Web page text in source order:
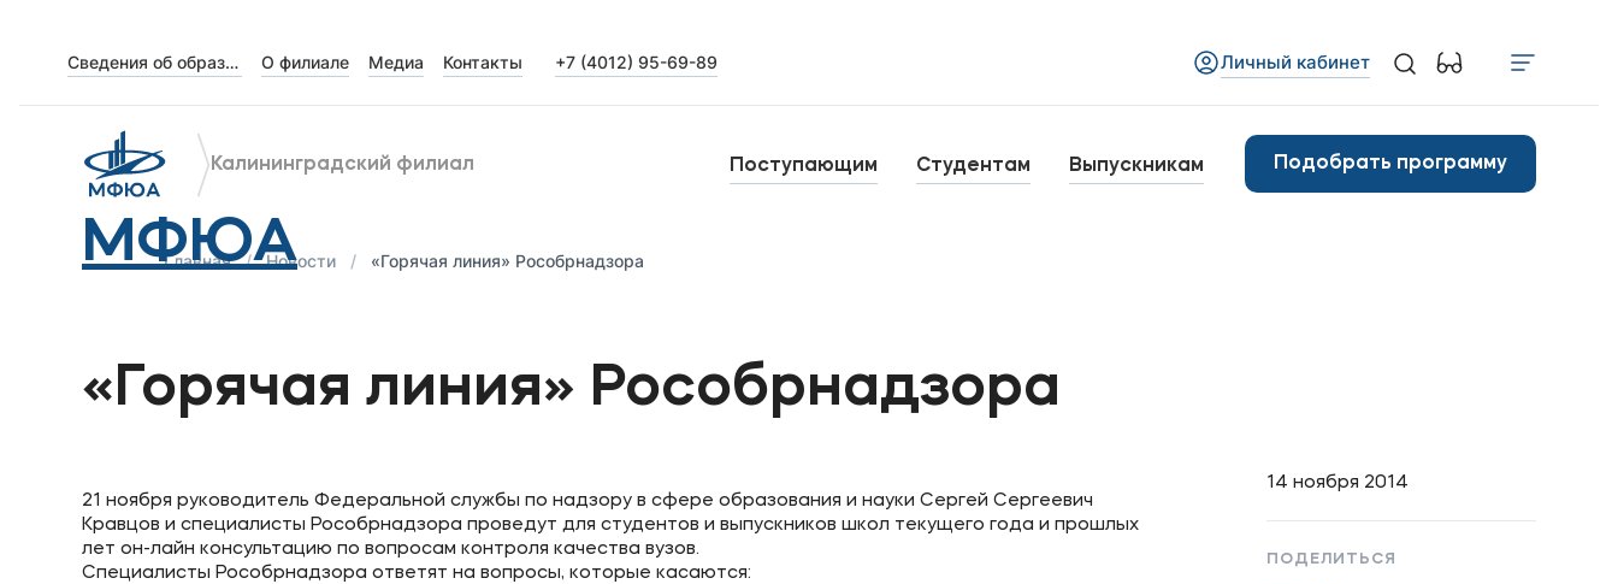
Сведения об образовательной организации О филиале Медиа Контакты +7 (4012) 95-69-89 Личный кабинет
МФЮА
Калининградский филиал Поступающим Студентам Выпускникам Подобрать программу
Лицензии и документы
Сведения об образовательной организации
Абитуриенту
Абитуриентам Дополнительное профессиональное образование
Главная Новости «Горячая линия» Рособрнадзора
«Горячая линия» Рособрнадзора
14 ноября 2014
ПОДЕЛИТЬСЯ
21 ноября руководитель Федеральной службы по надзору в сфере образования и науки Сергей Сергеевич
Кравцов и специалисты Рособрнадзора проведут для студентов и выпускников школ текущего года и прошлых
лет он-лайн консультацию по вопросам контроля качества вузов.
Специалисты Рособрнадзора ответят на вопросы, которые касаются: